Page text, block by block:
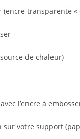
(encre transparente
de chaleur)
l’encre à
sur votre support